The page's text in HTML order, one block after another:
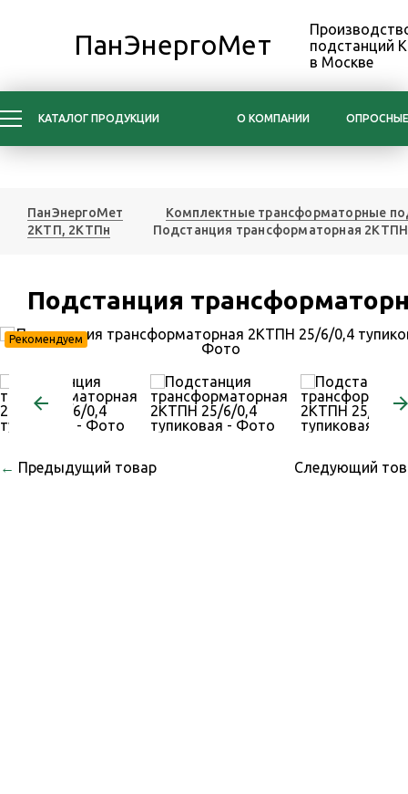
ПанЭнергоМет
подстанций
в Москве
КАТАЛОГ ПРОДУКЦИИ О КОМПАНИИ
ПанЭнергоМет
Комплектные трансформаторные
2КТП, 2КТПн
Подстанция трансформаторная
Подстанция
Рекомендуем
← Предыдущий товар Следующий